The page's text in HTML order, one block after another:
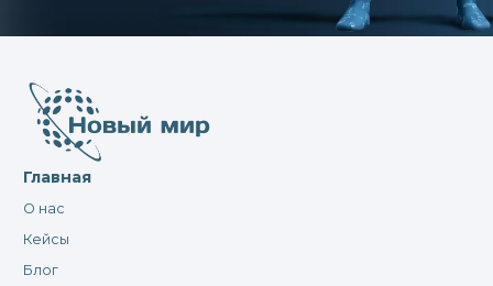
Главная
О нас
Кейсы
Блог